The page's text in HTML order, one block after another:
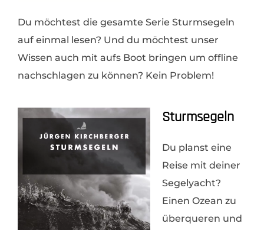
Du möchtest die gesamte Serie Sturmsegeln
auf einmal lesen? Und du möchtest unser
Wissen auch mit aufs Boot bringen um offline
nachschlagen zu können? Kein Problem!
Sturmsegeln
Du planst eine
Reise mit deiner
Segelyacht?
Einen Ozean zu
überqueren und